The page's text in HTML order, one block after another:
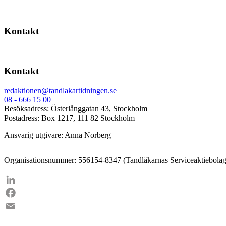
Kontakt
Kontakt
redaktionen@tandlakartidningen.se
08 - 666 15 00
Besöksadress: Österlånggatan 43, Stockholm
Postadress: Box 1217, 111 82 Stockholm
Ansvarig utgivare: Anna Norberg
Organisationsnummer: 556154-8347 (Tandläkarnas
LinkedIn
Facebook